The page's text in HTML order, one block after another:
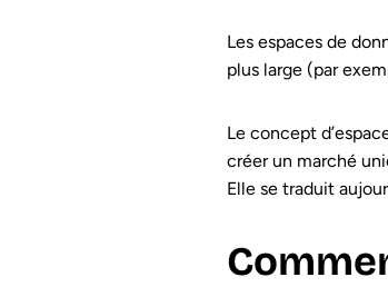
Les espaces de
plus large (par
Le concept
créer un marché
Elle se traduit